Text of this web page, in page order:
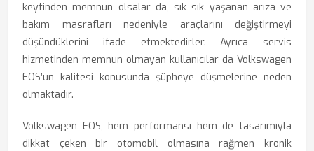
keyfinden memnun olsalar da, sık sık yaşanan arıza ve
bakım masrafları nedeniyle araçlarını değiştirmeyi
düşündüklerini ifade etmektedirler. Ayrıca servis
hizmetinden memnun olmayan kullanıcılar da Volkswagen
EOS’un kalitesi konusunda şüpheye düşmelerine neden
olmaktadır.
Volkswagen EOS, hem performansı hem de tasarımıyla
dikkat çeken bir otomobil olmasına rağmen kronik